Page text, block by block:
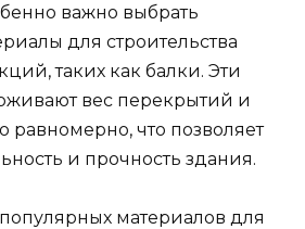
важно выбрать
для строительства
таких как балки. Эти
вес перекрытий и
равномерно, что позволяет
и прочность здания.
материалов для